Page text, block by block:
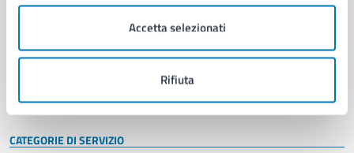
Accetta selezionati
Rifiuta
Enti e fondazioni
Personale amministrativo
Intranet, posta aziendale e protocollo
CATEGORIE DI SERVIZIO